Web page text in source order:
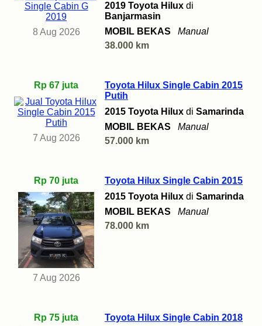
8 Aug 2026
2019 Toyota Hilux di
Banjarmasin
MOBIL BEKAS
Manual
38.000 km
Rp 67 juta
7 Aug 2026
Toyota Hilux Single Cabin 2015
Putih
2015 Toyota Hilux di Samarinda
MOBIL BEKAS
Manual
57.000 km
Rp 70 juta
7 Aug 2026
Toyota Hilux Single Cabin 2015
2015 Toyota Hilux di Samarinda
MOBIL BEKAS
Manual
78.000 km
Rp 75 juta
Toyota Hilux Single Cabin 2018